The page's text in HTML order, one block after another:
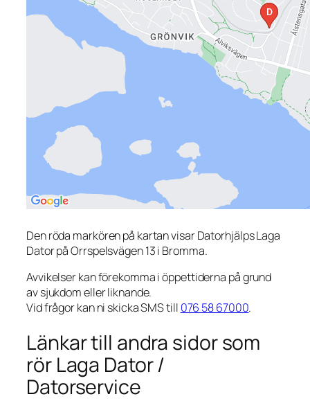
Den röda markören på kartan visar Datorhjälps Laga
Dator på Orrspelsvägen 13 i Bromma.
Avvikelser kan förekomma i öppettiderna på grund
av sjukdom eller liknande.
Vid frågor kan ni skicka SMS till 076 58 67000.
Länkar till andra sidor som
rör Laga Dator /
Datorservice